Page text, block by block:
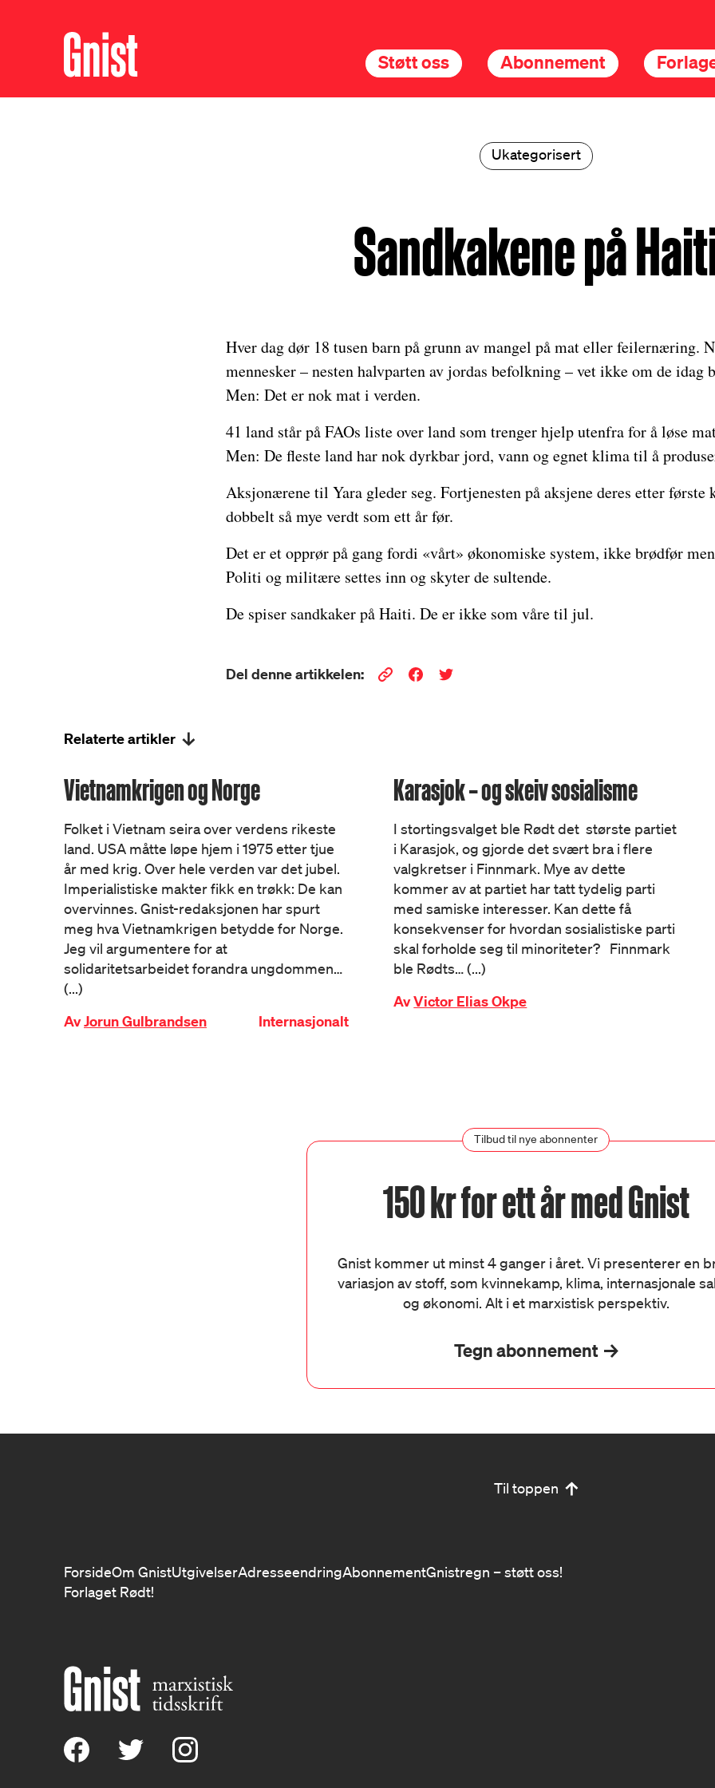
Støtt oss Abonnement
Ukategorisert
Sandkakene på
Hver dag dør 18 tusen barn på grunn av mangel på mat eller feilernæring.
mennesker – nesten halvparten av jordas befolkning – vet ikke om de idag
Men: Det er nok mat i verden.
41 land står på FAOs liste over land som trenger hjelp utenfra for å løse
Men: De fleste land har nok dyrkbar jord, vann og egnet klima til å
Aksjonærene til Yara gleder seg. Fortjenesten på aksjene deres etter første
dobbelt så mye verdt som ett år før.
Det er et opprør på gang fordi «vårt» økonomiske system, ikke brødfør
Politi og militære settes inn og skyter de sultende.
De spiser sandkaker på Haiti. De er ikke som våre til jul.
Del denne artikkelen:
Relaterte artikler
Vietnamkrigen og Norge
Folket i Vietnam seira over verdens rikeste
land. USA måtte løpe hjem i 1975 etter tjue
år med krig. Over hele verden var det jubel.
Imperialistiske makter fikk en trøkk: De kan
overvinnes. Gnist-redaksjonen har spurt
meg hva Vietnamkrigen betydde for Norge.
Jeg vil argumentere for at
solidaritetsarbeidet forandra ungdommen…
(...)
AvJorun Gulbrandsen Internasjonalt
Karasjok – og skeiv sosialisme
I stortingsvalget ble Rødt det største partiet
i Karasjok, og gjorde det svært bra i flere
valgkretser i Finnmark. Mye av dette
kommer av at partiet har tatt tydelig parti
med samiske interesser. Kan dette få
konsekvenser for hvordan sosialistiske parti
skal forholde seg til minoriteter? Finnmark
ble Rødts… (...)
AvVictor Elias Okpe
Tilbud til nye abonnenter
150 kr for ett år med Gnist
Gnist kommer ut minst 4 ganger i året. Vi presenterer en
variasjon av stoff, som kvinnekamp, klima, internasjonale
og økonomi. Alt i et marxistisk perspektiv.
Tegn abonnement
Til toppen
ForsideOm GnistUtgivelserAdresseendringAbonnementGnistregn – støtt oss!
Forlaget Rødt!